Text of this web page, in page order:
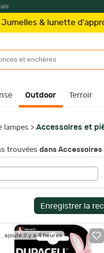
d'approcheKite
Outdoor Terroir
lampes > Accessoires et
trouvées dans
Enregistrer la
ajouté il y a 4 heures